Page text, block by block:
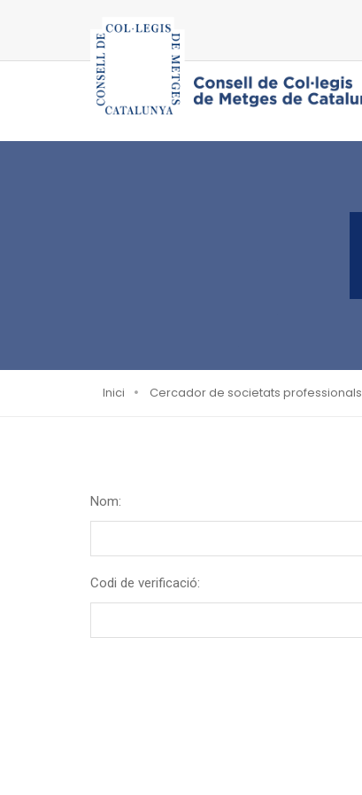
Inici Cercador de societats professionals
Nom:
Codi de verificació: